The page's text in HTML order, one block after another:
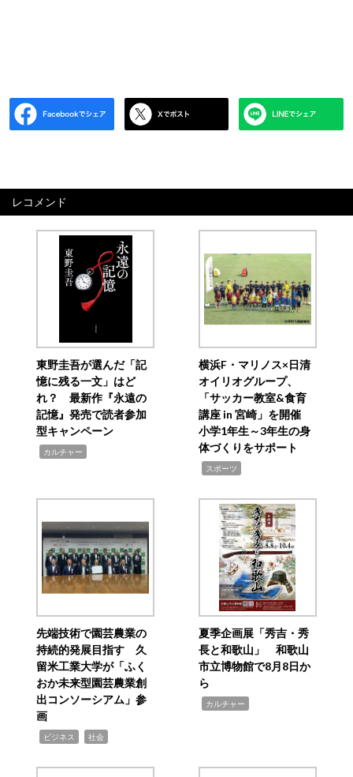
レコメンド
東野圭吾が選んだ「記
憶に残る一文」はど
れ？ 最新作『永遠の
記憶』発売で読者参加
型キャンペーン
カルチャー
横浜F・マリノス×日清
オイリオグループ、
「サッカー教室&食育
講座 in 宮崎」を開催
小学1年生～3年生の身
体づくりをサポート
スポーツ
先端技術で園芸農業の
持続的発展目指す 久
留米工業大学が「ふく
おか未来型園芸農業創
出コンソーシアム」参
画
ビジネス 社会
夏季企画展「秀吉・秀
長と和歌山」 和歌山
市立博物館で8月8日か
ら
カルチャー